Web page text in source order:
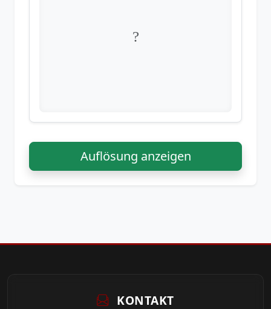
?
Auflösung anzeigen
KONTAKT